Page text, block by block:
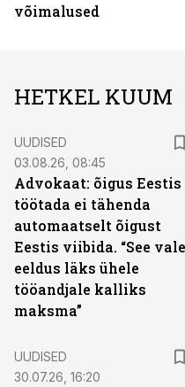
võimalused
HETKEL KUUM
UUDISED
03.08.26, 08:45
Advokaat: õigus Eestis
töötada ei tähenda
automaatselt õigust
Eestis viibida. “See vale
eeldus läks ühele
tööandjale kalliks
maksma”
UUDISED
30.07.26, 16:20